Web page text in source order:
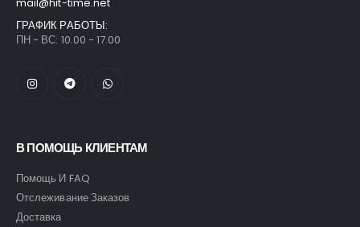
ГРАФИК РАБОТЫ:
ПН - ВС: 10.00 - 17.00
В ПОМОЩЬ КЛИЕНТАМ
Помощь И FAQ
Отслеживание Заказов
Доставка